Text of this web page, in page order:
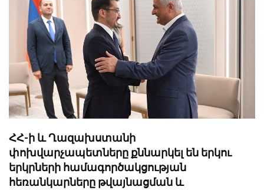
ՀՀ-ի և Ղազախստանի
փոխվարչապետները քննարկել են երկու
երկրների համագործակցության
հեռանկարները թվայնացման և